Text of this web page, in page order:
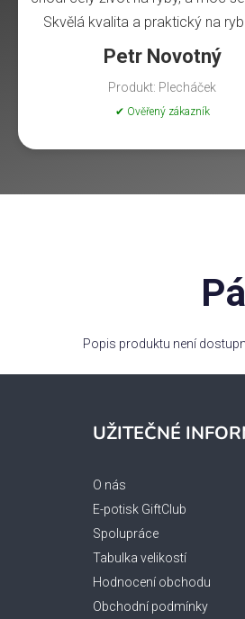
Skvělá kvalita a praktický na
Petr Novotný
Produkt: Plecháček
✔ Ověřený zákazník
Popis produktu není
UŽITEČNÉ
O nás
E-potisk GiftClub
Spolupráce
Tabulka velikostí
Hodnocení obchodu
Obchodní podmínky